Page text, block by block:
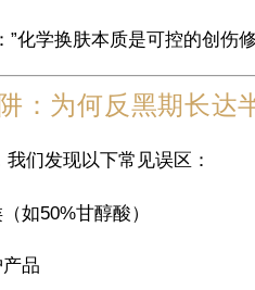
”化学换肤本质是可控的创伤
：为何反黑期长达
们发现以下常见误区：
如50%甘醇酸）
品